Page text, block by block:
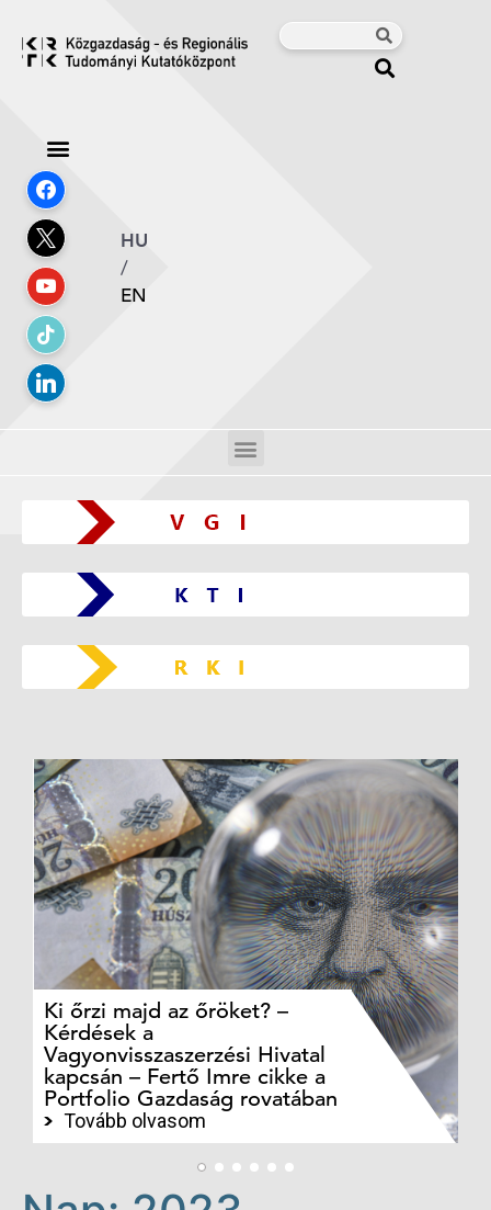
HU
/
EN
Ki őrzi majd az őröket? –
Kérdések a
Vagyonvisszaszerzési Hivatal
kapcsán – Fertő Imre cikke a
Portfolio Gazdaság rovatában
Tovább olvasom